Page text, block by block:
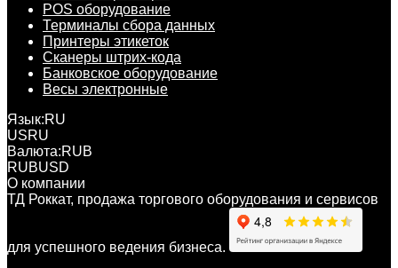
POS оборудование
Терминалы сбора данных
Принтеры этикеток
Сканеры штрих-кода
Банковское оборудование
Весы электронные
Язык:RU
USRU
Валюта:RUB
RUBUSD
О компании
ТД Роккат, продажа торгового оборудования и сервисов
для успешного ведения бизнеса.